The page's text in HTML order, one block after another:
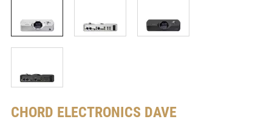
CHORD ELECTRONICS DAVE